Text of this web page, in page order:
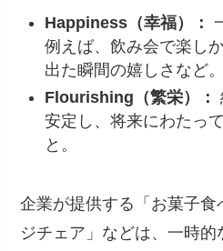
Happiness（幸福）：
例えば、飲み会で楽し
出た瞬間の嬉しさなど。
Flourishing（繁栄）：
安定し、将来にわたっ
と。
企業が提供する「お菓子
ジチェア」などは、一時